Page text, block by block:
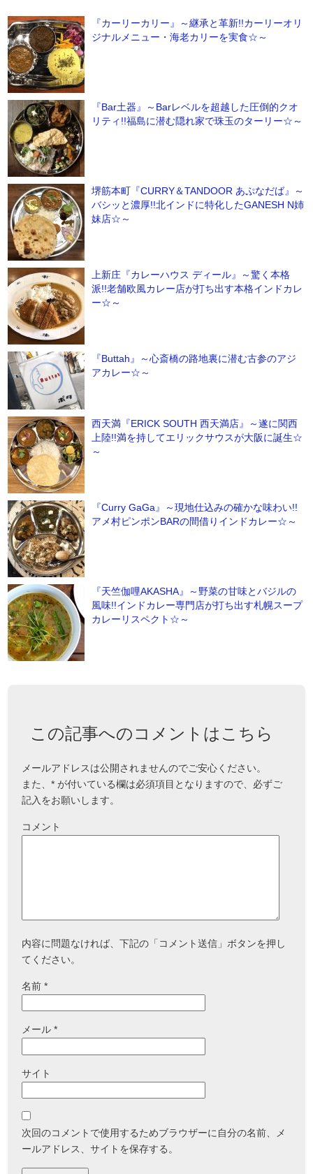
『カーリーカリー』～継承と革新!!カーリーオリ
ジナルメニュー・海老カリーを実食☆～
『Bar土器』～Barレベルを超越した圧倒的クオ
リティ!!福島に潜む隠れ家で珠玉のターリー☆～
堺筋本町『CURRY＆TANDOOR あぷなだば』～
バシッと濃厚!!北インドに特化したGANESH N姉
妹店☆～
上新庄『カレーハウス ディール』～驚く本格
派!!老舗欧風カレー店が打ち出す本格インドカレ
ー☆～
『Buttah』～心斎橋の路地裏に潜む古参のアジ
アカレー☆～
西天満『ERICK SOUTH 西天満店』～遂に関西
上陸!!満を持してエリックサウスが大阪に誕生☆
～
『Curry GaGa』～現地仕込みの確かな味わい!!
アメ村ピンポンBARの間借りインドカレー☆～
『天竺伽哩AKASHA』～野菜の甘味とバジルの
風味!!インドカレー専門店が打ち出す札幌スープ
カレーリスペクト☆～
この記事へのコメントはこちら
メールアドレスは公開されませんのでご安心ください。
また、* が付いている欄は必須項目となりますので、必ずご
記入をお願いします。
コメント
内容に問題なければ、下記の「コメント送信」ボタンを押し
てください。
名前*
メール*
サイト
次回のコメントで使用するためブラウザーに自分の名前、メ
ールアドレス、サイトを保存する。